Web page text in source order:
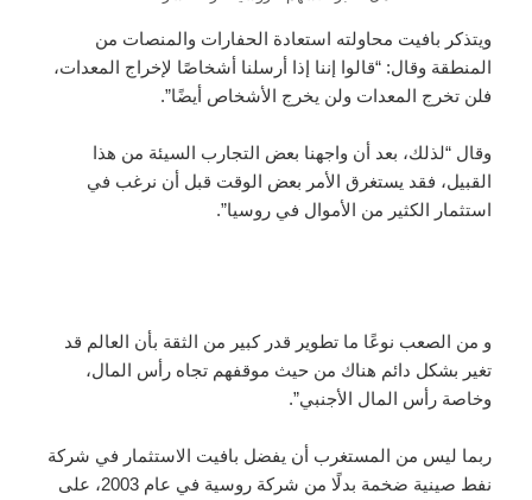
ويتذكر بافيت محاولته استعادة الحفارات والمنصات من
المنطقة وقال: “قالوا إننا إذا أرسلنا أشخاصًا لإخراج المعدات،
فلن تخرج المعدات ولن يخرج الأشخاص أيضًا”.
وقال “لذلك، بعد أن واجهنا بعض التجارب السيئة من هذا
القبيل، فقد يستغرق الأمر بعض الوقت قبل أن نرغب في
استثمار الكثير من الأموال في روسيا”.
و من الصعب نوعًا ما تطوير قدر كبير من الثقة بأن العالم قد
تغير بشكل دائم هناك من حيث موقفهم تجاه رأس المال،
وخاصة رأس المال الأجنبي”.
ربما ليس من المستغرب أن يفضل بافيت الاستثمار في شركة
نفط صينية ضخمة بدلًا من شركة روسية في عام 2003، على